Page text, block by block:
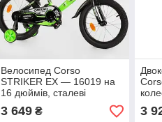
Велосипед Corso
STRIKER EX — 16019 на
16 дюймів, сталеві
протиударні диски, ручне
гальмо, дод. колеса
3 649₴ 3